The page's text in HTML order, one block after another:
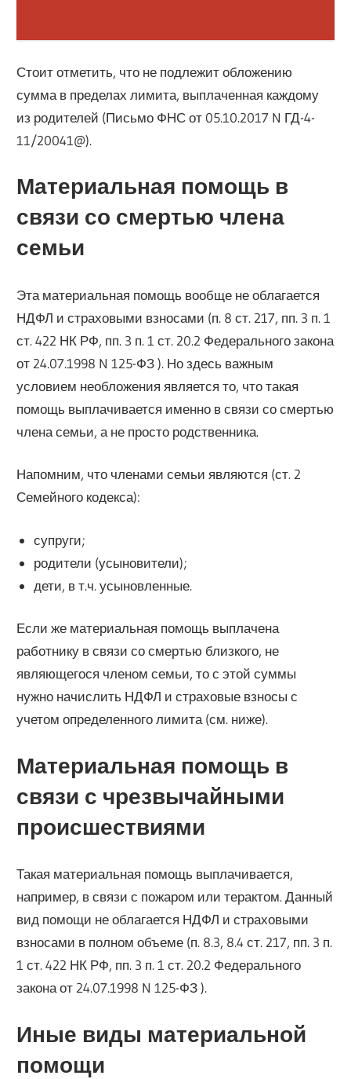
Стоит отметить, что не подлежит обложению
сумма в пределах лимита, выплаченная каждому
из родителей (Письмо ФНС от 05.10.2017 N ГД-4-
11/20041@).
Материальная помощь в
связи со смертью члена
семьи
Эта материальная помощь вообще не облагается
НДФЛ и страховыми взносами (п. 8 ст. 217, пп. 3 п. 1
ст. 422 НК РФ, пп. 3 п. 1 ст. 20.2 Федерального закона
от 24.07.1998 N 125-ФЗ ). Но здесь важным
условием необложения является то, что такая
помощь выплачивается именно в связи со смертью
члена семьи, а не просто родственника.
Напомним, что членами семьи являются (ст. 2
Семейного кодекса):
супруги;
родители (усыновители);
дети, в т.ч. усыновленные.
Если же материальная помощь выплачена
работнику в связи со смертью близкого, не
являющегося членом семьи, то с этой суммы
нужно начислить НДФЛ и страховые взносы с
учетом определенного лимита (см. ниже).
Материальная помощь в
связи с чрезвычайными
происшествиями
Такая материальная помощь выплачивается,
например, в связи с пожаром или терактом. Данный
вид помощи не облагается НДФЛ и страховыми
взносами в полном объеме (п. 8.3, 8.4 ст. 217, пп. 3 п.
1 ст. 422 НК РФ, пп. 3 п. 1 ст. 20.2 Федерального
закона от 24.07.1998 N 125-ФЗ ).
Иные виды материальной
помощи